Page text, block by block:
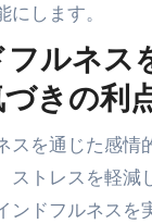
します。
フルネス
きの利
スを通じた感情
ストレスを軽減
ンドフルネスを